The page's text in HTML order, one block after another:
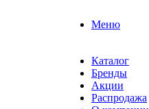
Меню
Каталог
Бренды
Акции
Распродажа